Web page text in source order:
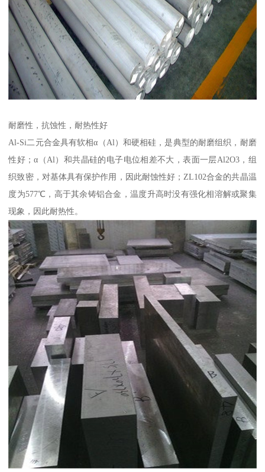
耐磨性，抗蚀性，耐热性好
Al-Si二元合金具有软相α（Al）和硬相硅，是典型的耐磨组织，耐磨
性好；α（Al）和共晶硅的电子电位相差不大，表面一层Al2O3，组
织致密，对基体具有保护作用，因此耐蚀性好；ZL102合金的共晶温
度为577℃，高于其余铸铝合金，温度升高时没有强化相溶解或聚集
现象，因此耐热性。